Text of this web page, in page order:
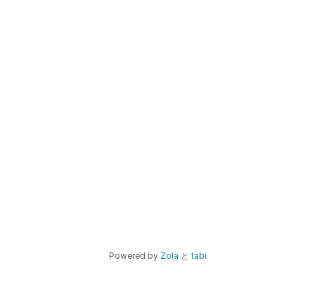
Powered by Zola と tabi